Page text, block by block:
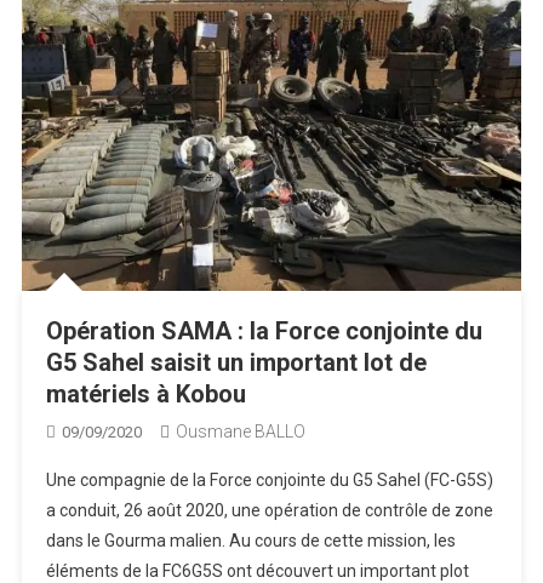
Opération SAMA : la Force conjointe du
G5 Sahel saisit un important lot de
matériels à Kobou
09/09/2020 Ousmane BALLO
Une compagnie de la Force conjointe du G5 Sahel (FC-G5S)
a conduit, 26 août 2020, une opération de contrôle de zone
dans le Gourma malien. Au cours de cette mission, les
éléments de la FC6G5S ont découvert un important plot